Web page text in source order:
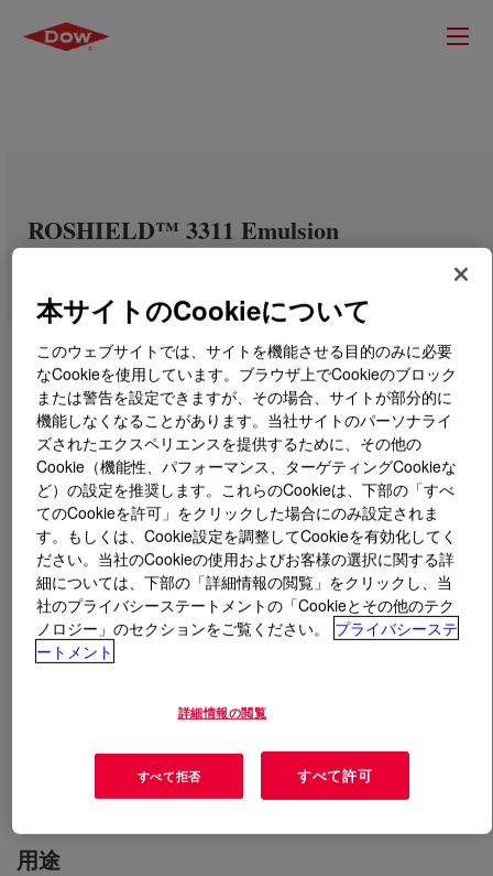
ROSHIELD™ 3311 Emulsion
とは ROSHIELD™ 3311 Emulsion?
Designed for use in factory-applied, waterborne, interior
wood coatings. It offers good early sandability, block
resistance, and stain resistance, as well as extremely
and topcoat in clear coatings and offers excellent clarity
crosslinking chemistry is responsible for rapid cure and
good stain resistance.
用途
本サイトのCookieについて
このウェブサイトでは、サイトを機能させる目的のみに必要
なCookieを使用しています。ブラウザ上でCookieのブロック
または警告を設定できますが、その場合、サイトが部分的に
機能しなくなることがあります。当社サイトのパーソナライ
ズされたエクスペリエンスを提供するために、その他の
Cookie（機能性、パフォーマンス、ターゲティングCookieな
ど）の設定を推奨します。これらのCookieは、下部の「すべ
てのCookieを許可」をクリックした場合にのみ設定されま
す。もしくは、Cookie設定を調整してCookieを有効化してく
ださい。当社のCookieの使用およびお客様の選択に関する詳
細については、下部の「詳細情報の閲覧」をクリックし、当
社のプライバシーステートメントの「Cookieとその他のテク
ノロジー」のセクションをご覧ください。
プライバシーステ
ートメント
詳細情報の閲覧
すべて拒否 すべて許可